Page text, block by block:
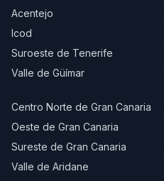
Acentejo
Icod
Suroeste de Tenerife
Valle de Güímar
Centro Norte de Gran Canaria
Oeste de Gran Canaria
Sureste de Gran Canaria
Valle de Aridane